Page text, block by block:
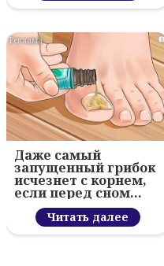
i
Даже самый
запущенный грибок
исчезнет с корнем,
если перед сном…
Читать далее